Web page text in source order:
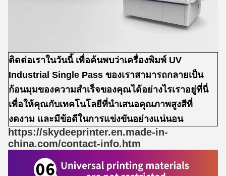
ติดต่อเราในวันนี้ เพื่อค้นพบว่าเครื่องพิมพ์ UV
Industrial Single Pass ของเราสามารถกลายเป็น
ก้อนมุมของความสําเร็จของคุณได้อย่างไรเราอยู่ที่นี่
เพื่อให้คุณกับเทคโนโลยีที่นําเสนอคุณภาพสูงสีที่
งดงาม และมีข้อดีในการแข่งขันอย่างแน่นอน
https://skydeeprinter.en.made-in-
china.com/contact-info.htm